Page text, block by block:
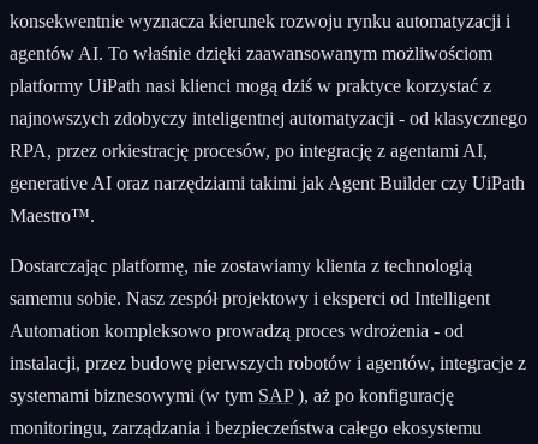
konsekwentnie wyznacza kierunek rozwoju rynku automatyzacji i
agentów AI. To właśnie dzięki zaawansowanym możliwościom
platformy UiPath nasi klienci mogą dziś w praktyce korzystać z
najnowszych zdobyczy inteligentnej automatyzacji - od klasycznego
RPA, przez orkiestrację procesów, po integrację z agentami AI,
generative AI oraz narzędziami takimi jak Agent Builder czy UiPath
Maestro™.
Dostarczając platformę, nie zostawiamy klienta z technologią
samemu sobie. Nasz zespół projektowy i eksperci od Intelligent
Automation kompleksowo prowadzą proces wdrożenia - od
instalacji, przez budowę pierwszych robotów i agentów, integracje z
systemami biznesowymi (w tym SAP), aż po konfigurację
monitoringu, zarządzania i bezpieczeństwa całego ekosystemu